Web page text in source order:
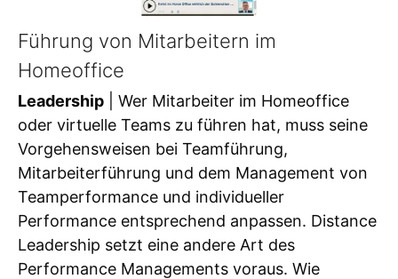
Führung von Mitarbeitern im
Homeoffice
Leadership | Wer Mitarbeiter im Homeoffice
oder virtuelle Teams zu führen hat, muss seine
Vorgehensweisen bei Teamführung,
Mitarbeiterführung und dem Management von
Teamperformance und individueller
Performance entsprechend anpassen. Distance
Leadership setzt eine andere Art des
Performance Managements voraus. Wie